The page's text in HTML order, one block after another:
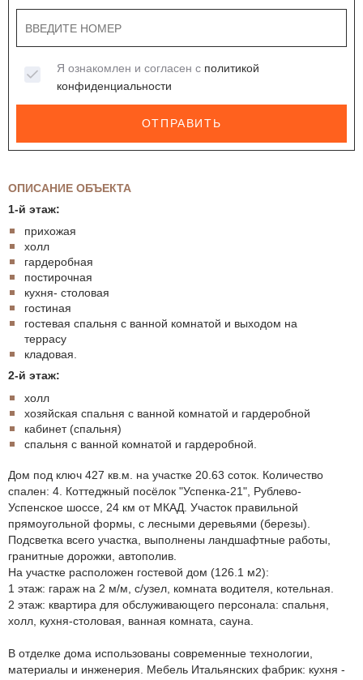
ОПИСАНИЕ ОБЪЕКТА
1-й этаж:
прихожая
холл
гардеробная
постирочная
кухня- столовая
гостиная
гостевая спальня с ванной комнатой и выходом на
террасу
кладовая.
2-й этаж:
холл
хозяйская спальня с ванной комнатой и гардеробной
кабинет (спальня)
спальня с ванной комнатой и гардеробной.
Дом под ключ 427 кв.м. на участке 20.63 соток. Количество
спален: 4. Коттеджный посёлок "Успенка-21", Рублево-
Успенское шоссе, 24 км от МКАД. Участок правильной
прямоугольной формы, с лесными деревьями (березы).
Подсветка всего участка, выполнены ландшафтные работы,
гранитные дорожки, автополив.
На участке расположен гостевой дом (126.1 м2):
1 этаж: гараж на 2 м/м, с/узел, комната водителя, котельная.
2 этаж: квартира для обслуживающего персонала: спальня,
холл, кухня-столовая, ванная комната, сауна.
В отделке дома использованы современные технологии,
материалы и инженерия. Мебель Итальянских фабрик: кухня -
Я ознакомлен и согласен с политикой
конфиденциальности
ОТПРАВИТЬ